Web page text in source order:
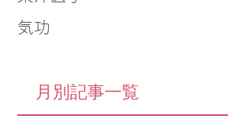
気功
月別記事一覧